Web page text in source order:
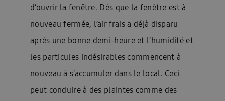
d’ouvrir la fenêtre. Dès que la fenêtre est à
nouveau fermée, l’air frais a déjà disparu
après une bonne demi-heure et l’humidité et
les particules indésirables commencent à
nouveau à s’accumuler dans le local. Ceci
peut conduire à des plaintes comme des